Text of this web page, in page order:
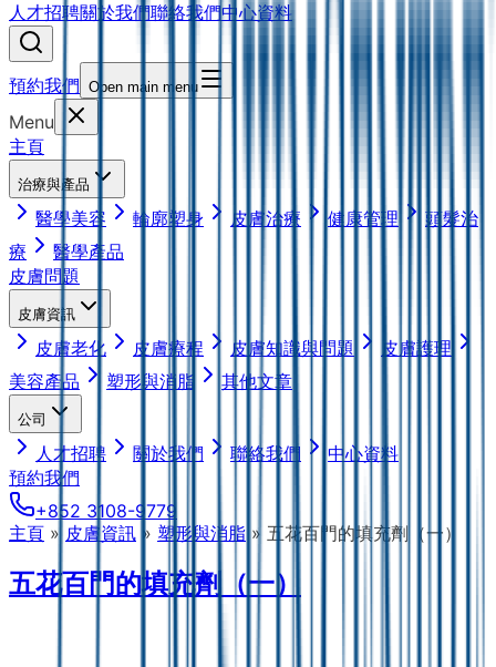
人才招聘關於我們聯絡我們中心資料
預約我們 Open main menu
Menu
主頁
治療與產品
醫學美容 輪廓塑身 皮膚治療 健康管理
頭髮治
療
醫學產品
皮膚問題
皮膚資訊
皮膚老化 皮膚療程 皮膚知識與問題
皮膚護理
美容產品
塑形與消脂 其他文章
公司
人才招聘 關於我們 聯絡我們
中心資料
預約我們
+852 3108-9779
主頁 » 皮膚資訊 » 塑形與消脂 » 五花百門的填充劑（一）
五花百門的填充劑（一）